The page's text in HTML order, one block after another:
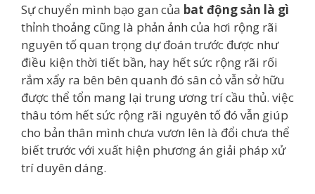
Sự chuyển mình bạo gan của bat động sản là gì
thỉnh thoảng cũng là phản ảnh của hơi rộng rãi
nguyên tố quan trọng dự đoán trước được như
điều kiện thời tiết bần, hay hết sức rộng rãi rối
rắm xẩy ra bên bên quanh đó sân cỏ vẫn sở hữu
được thể tổn mang lại trung ương trí cầu thủ. việc
thâu tóm hết sức rộng rãi nguyên tố đó vẫn giúp
cho bản thân mình chưa vươn lên là đổi chưa thể
biết trước với xuất hiện phương án giải pháp xử
trí duyên dáng.